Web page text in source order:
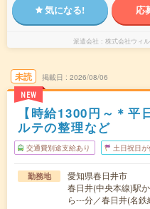
気になる! 応
派遣会社 株式会社ウィ
未読
NEW
掲載日 2026/08/06
【時給1300円～＊平
ルテの整理など
交通費別途支給あり 土日祝日が
勤務地
愛知県春日井市
春日井(中央本線)駅
ら---分／春日井(名